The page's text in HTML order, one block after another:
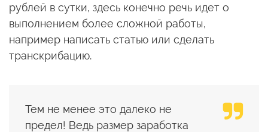
рублей в сутки, здесь конечно речь идет о
выполнением более сложной работы,
например написать статью или сделать
транскрибацию.
Тем не менее это далеко не
предел! Ведь размер заработка